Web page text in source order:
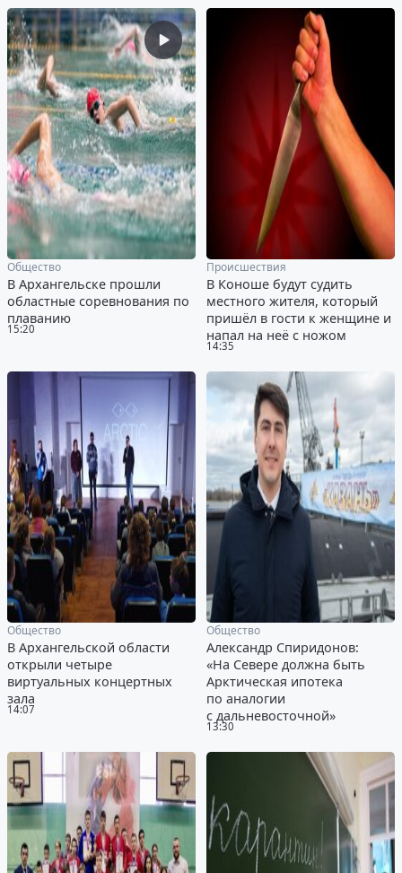
15:20
Общество
В Архангельске прошли
областные соревнования по
плаванию
14:35
Происшествия
В Коноше будут судить
местного жителя, который
пришёл в гости к женщине и
напал на неё с ножом
14:07
Общество
В Архангельской области
открыли четыре
виртуальных концертных
зала
13:30
Общество
Александр Спиридонов:
«На Севере должна быть
Арктическая ипотека
по аналогии
с дальневосточной»